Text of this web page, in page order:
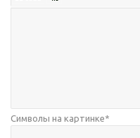
Символы на картинке*